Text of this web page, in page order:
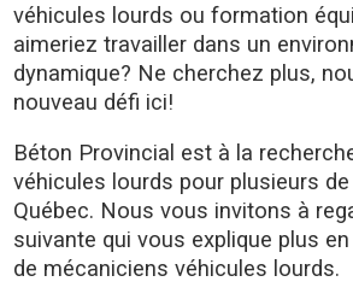
véhicules lourds ou formation
aimeriez travailler dans un
dynamique? Ne cherchez plus,
nouveau défi ici!
Béton Provincial est à la
véhicules lourds pour plusieurs
Québec. Nous vous invitons à
suivante qui vous explique plus
de mécaniciens véhicules lourds.